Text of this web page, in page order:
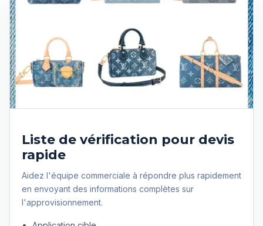
Liste de vérification pour devis
rapide
Aidez l'équipe commerciale à répondre plus rapidement
en envoyant des informations complètes sur
l'approvisionnement.